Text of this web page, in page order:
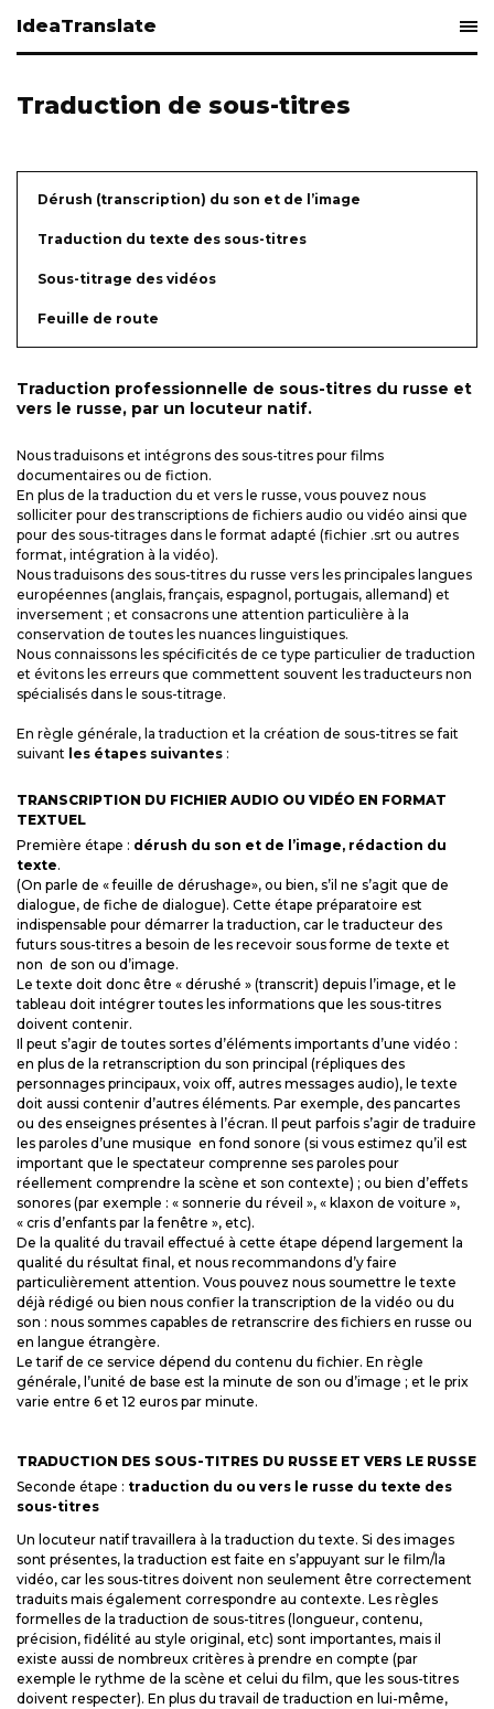
IdeaTranslate
Traduction de sous-titres
Dérush (transcription) du son et de l’image
Traduction du texte des sous-titres
Sous-titrage des vidéos
​Feuille de route
Traduction professionnelle de sous-titres du russe et
vers le russe, par un locuteur natif.
Nous traduisons et intégrons des sous-titres pour films
documentaires ou de fiction.
En plus de la traduction du et vers le russe, vous pouvez nous
solliciter pour des transcriptions de fichiers audio ou vidéo ainsi que
pour des sous-titrages dans le format adapté (fichier .srt ou autres
format, intégration à la vidéo).
Nous traduisons des sous-titres du russe vers les principales langues
européennes (anglais, français, espagnol, portugais, allemand) et
inversement ; et consacrons une attention particulière à la
conservation de toutes les nuances linguistiques.
Nous connaissons les spécificités de ce type particulier de traduction
et évitons les erreurs que commettent souvent les traducteurs non
spécialisés dans le sous-titrage.
En règle générale, la traduction et la création de sous-titres se fait
suivant les étapes suivantes :
TRANSCRIPTION DU FICHIER AUDIO OU VIDÉO EN FORMAT
TEXTUEL
Première étape : dérush du son et de l’image, rédaction du
texte.
(On parle de « feuille de dérushage», ou bien, s’il ne s’agit que de
dialogue, de fiche de dialogue). Cette étape préparatoire est
indispensable pour démarrer la traduction, car le traducteur des
futurs sous-titres a besoin de les recevoir sous forme de texte et
non de son ou d’image.
Le texte doit donc être « dérushé » (transcrit) depuis l’image, et le
tableau doit intégrer toutes les informations que les sous-titres
doivent contenir.
Il peut s’agir de toutes sortes d’éléments importants d’une vidéo :
en plus de la retranscription du son principal (répliques des
personnages principaux, voix off, autres messages audio), le texte
doit aussi contenir d’autres éléments. Par exemple, des pancartes
ou des enseignes présentes à l’écran. Il peut parfois s’agir de traduire
les paroles d’une musique en fond sonore (si vous estimez qu’il est
important que le spectateur comprenne ses paroles pour
réellement comprendre la scène et son contexte) ; ou bien d’effets
sonores (par exemple : « sonnerie du réveil », « klaxon de voiture »,
« cris d’enfants par la fenêtre », etc).
De la qualité du travail effectué à cette étape dépend largement la
qualité du résultat final, et nous recommandons d’y faire
particulièrement attention. Vous pouvez nous soumettre le texte
déjà rédigé ou bien nous confier la transcription de la vidéo ou du
son : nous sommes capables de retranscrire des fichiers en russe ou
en langue étrangère.
Le tarif de ce service dépend du contenu du fichier. En règle
générale, l’unité de base est la minute de son ou d’image ; et le prix
varie entre 6 et 12 euros par minute.
TRADUCTION DES SOUS-TITRES DU RUSSE ET VERS LE RUSSE
Seconde étape : traduction du ou vers le russe du texte des
sous-titres
Un locuteur natif travaillera à la traduction du texte. Si des images
sont présentes, la traduction est faite en s’appuyant sur le film/la
vidéo, car les sous-titres doivent non seulement être correctement
traduits mais également correspondre au contexte. Les règles
formelles de la traduction de sous-titres (longueur, contenu,
précision, fidélité au style original, etc) sont importantes, mais il
existe aussi de nombreux critères à prendre en compte (par
exemple le rythme de la scène et celui du film, que les sous-titres
doivent respecter). En plus du travail de traduction en lui-même,